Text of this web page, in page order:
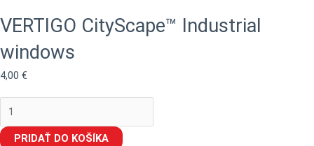
VERTIGO CityScape™ Industrial
windows
4,00 €
PRIDAŤ DO KOŠÍKA